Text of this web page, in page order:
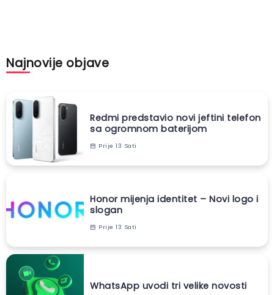
Najnovije objave
Redmi predstavio novi jeftini telefon
sa ogromnom baterijom
Prije 13 Sati
Honor mijenja identitet – Novi logo i
slogan
Prije 13 Sati
WhatsApp uvodi tri velike novosti